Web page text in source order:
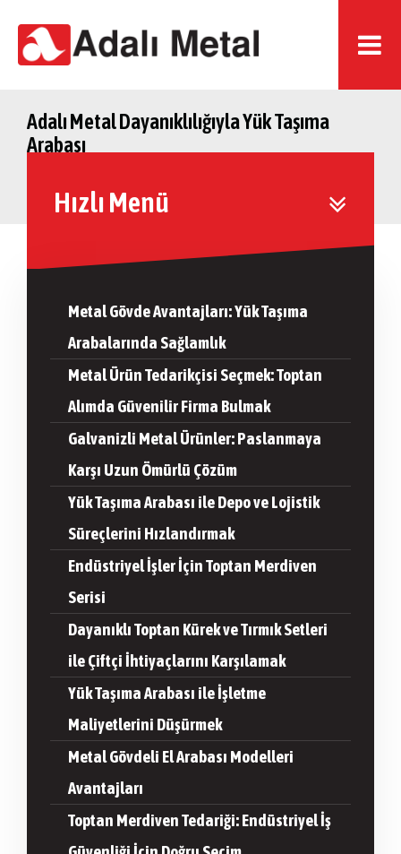
Adalı Metal Dayanıklılığıyla Yük Taşıma
Arabası
Hızlı Menü
Metal Gövde Avantajları: Yük Taşıma
Arabalarında Sağlamlık
Metal Ürün Tedarikçisi Seçmek: Toptan
Alımda Güvenilir Firma Bulmak
Galvanizli Metal Ürünler: Paslanmaya
Karşı Uzun Ömürlü Çözüm
Yük Taşıma Arabası ile Depo ve Lojistik
Süreçlerini Hızlandırmak
Endüstriyel İşler İçin Toptan Merdiven
Serisi
Dayanıklı Toptan Kürek ve Tırmık Setleri
ile Çiftçi İhtiyaçlarını Karşılamak
Yük Taşıma Arabası ile İşletme
Maliyetlerini Düşürmek
Metal Gövdeli El Arabası Modelleri
Avantajları
Toptan Merdiven Tedariği: Endüstriyel İş